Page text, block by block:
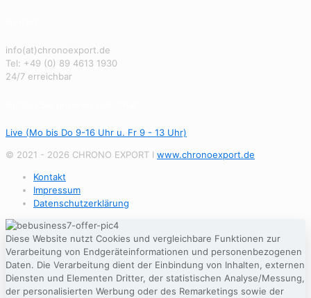
info(at)chronoexport.de
Tel: +49 (0) 89 4613 1930
24/7 erreichbar
Live (Mo bis Do 9-16 Uhr u. Fr 9 - 13 Uhr)
© 2021 - 2026 CHRONO EXPORT I www.chronoexport.de
Kontakt
Impressum
Datenschutzerklärung
Diese Website nutzt Cookies und vergleichbare Funktionen zur
Verarbeitung von Endgeräteinformationen und personenbezogenen
Daten. Die Verarbeitung dient der Einbindung von Inhalten, externen
Diensten und Elementen Dritter, der statistischen Analyse/Messung,
der personalisierten Werbung oder des Remarketings sowie der